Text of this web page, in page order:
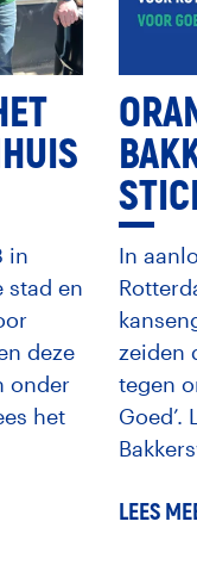
in
stad en
deze
onder
het
In
zeiden
tegen
Goed’.
LEES